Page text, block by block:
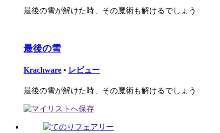
最後の雪が解けた時、その魔術も解けるでしょう
最後の雪
Krachware • レビュー
最後の雪が解けた時、その魔術も解けるでしょう